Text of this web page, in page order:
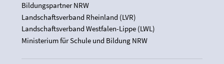
Bildungspartner NRW
Landschaftsverband Rheinland (LVR)
Landschaftsverband Westfalen-Lippe (LWL)
Ministerium für Schule und Bildung NRW